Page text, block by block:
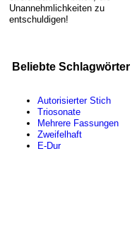
Unannehmlichkeiten zu
entschuldigen!
Beliebte Schlagwörter
Autorisierter Stich
Triosonate
Mehrere Fassungen
Zweifelhaft
E-Dur